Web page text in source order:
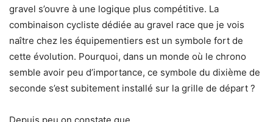
gravel s’ouvre à une logique plus compétitive. La
combinaison cycliste dédiée au gravel race que je vois
naître chez les équipementiers est un symbole fort de
cette évolution. Pourquoi, dans un monde où le chrono
semble avoir peu d’importance, ce symbole du dixième de
seconde s’est subitement installé sur la grille de départ ?